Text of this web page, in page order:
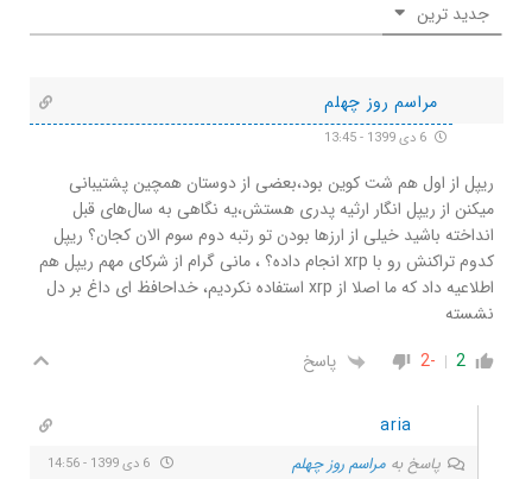
جدید ترین
مراسم روز چهلم
ریپل از اول هم شت کوین بود،بعضی از دوستان همچین پشتیبانی
میکنن از ریپل انگار ارثیه پدری هستش،یه نگاهی به سال‌های قبل
انداخته باشید خیلی از ارزها بودن تو رتبه دوم سوم الان کجان؟ ریپل
کدوم تراکنش رو با xrp انجام داده؟ ، مانی گرام از شرکای مهم ریپل هم
اطلاعیه داد که ما اصلا از xrp استفاده نکردیم، خداحافظ ای داغ بر دل
نشسته
2
-2 پاسخ
aria
پاسخ به مراسم روز چهلم